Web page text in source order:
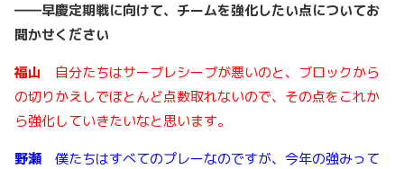
――早慶定期戦に向けて、チームを強化したい点についてお
聞かせください
福山 自分たちはサーブレシーブが悪いのと、ブロックから
の切りかえしでほとんど点数取れないので、その点をこれか
ら強化していきたいなと思います。
野瀬 僕たちはすべてのプレーなのですが、今年の強みって